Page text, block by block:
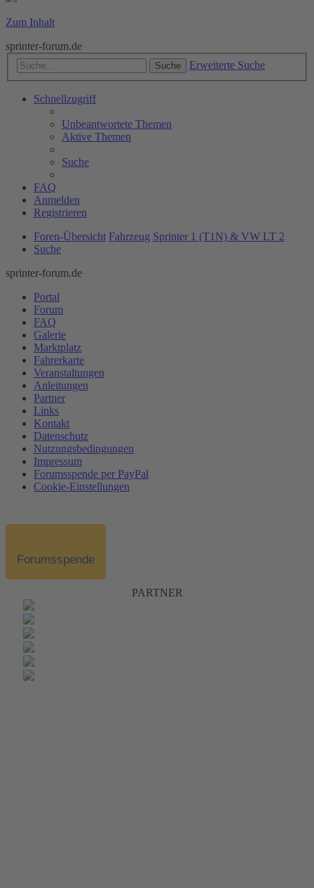
Zum Inhalt
sprinter-forum.de
Suche Erweiterte Suche
Schnellzugriff
Unbeantwortete Themen
Aktive Themen
Suche
FAQ
Anmelden
Registrieren
Foren-Übersicht Fahrzeug Sprinter 1 (T1N) & VW LT 2
Suche
sprinter-forum.de
Portal
Forum
FAQ
Galerie
Marktplatz
Fahrerkarte
Veranstaltungen
Anleitungen
Partner
Links
Kontakt
Datenschutz
Nutzungsbedingungen
Impressum
Forumsspende per PayPal
Cookie-Einstellungen
Forumsspende
PARTNER